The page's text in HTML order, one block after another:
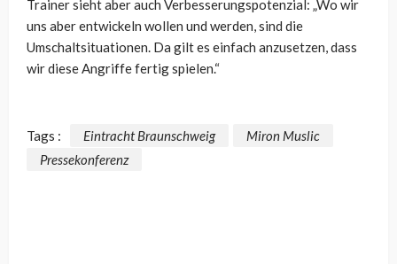
Trainer sieht aber auch Verbesserungspotenzial: „Wo wir
uns aber entwickeln wollen und werden, sind die
Umschaltsituationen. Da gilt es einfach anzusetzen, dass
wir diese Angriffe fertig spielen.“
Tags : Eintracht Braunschweig
Miron Muslic
Pressekonferenz